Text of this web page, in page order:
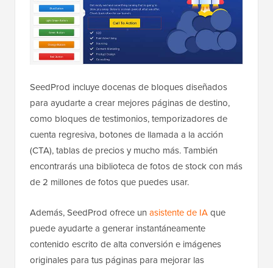
SeedProd incluye docenas de bloques diseñados
para ayudarte a crear mejores páginas de destino,
como bloques de testimonios, temporizadores de
cuenta regresiva, botones de llamada a la acción
(CTA), tablas de precios y mucho más. También
encontrarás una biblioteca de fotos de stock con más
de 2 millones de fotos que puedes usar.
Además, SeedProd ofrece un asistente de IAque
puede ayudarte a generar instantáneamente
contenido escrito de alta conversión e imágenes
originales para tus páginas para mejorar las